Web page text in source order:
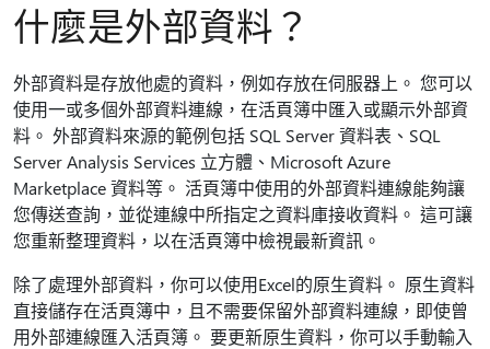
什麼是外部資料？
外部資料是存放他處的資料，例如存放在伺服器上。 您可以
使用一或多個外部資料連線，在活頁簿中匯入或顯示外部資
料。 外部資料來源的範例包括 SQL Server 資料表、SQL
Server Analysis Services 立方體、Microsoft Azure
Marketplace 資料等。 活頁簿中使用的外部資料連線能夠讓
您傳送查詢，並從連線中所指定之資料庫接收資料。 這可讓
您重新整理資料，以在活頁簿中檢視最新資訊。
除了處理外部資料，你可以使用Excel的原生資料。 原生資料
直接儲存在活頁簿中，且不需要保留外部資料連線，即使曾
用外部連線匯入活頁簿。 要更新原生資料，你可以手動輸入